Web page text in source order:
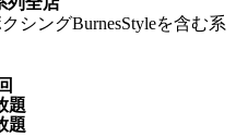
シングBurnesStyleを含む系
題
題